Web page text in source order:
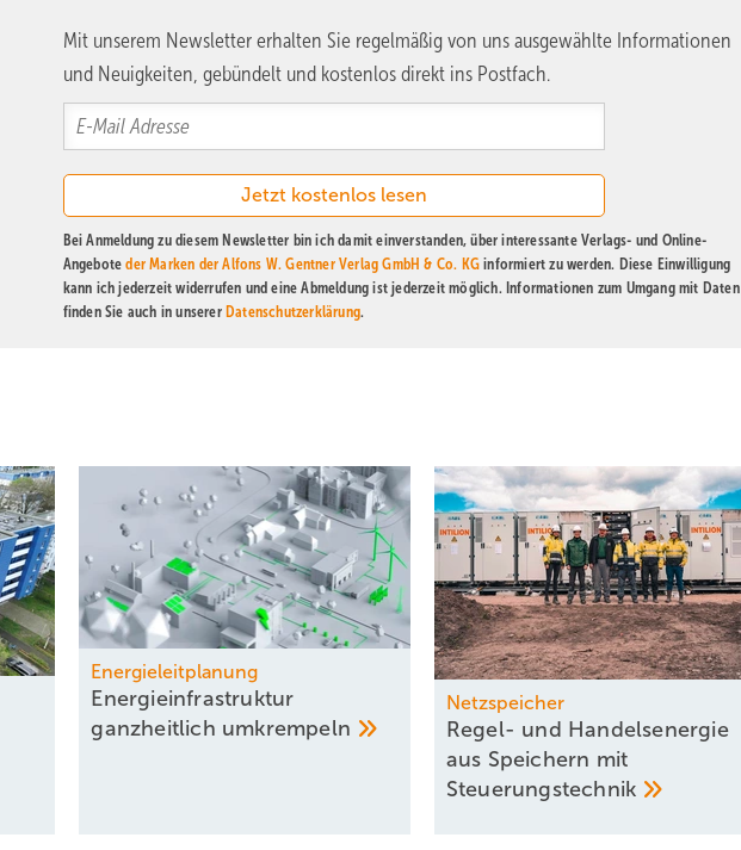
Mit unserem Newsletter erhalten Sie regelmäßig von uns ausgewählte Informationen
und Neuigkeiten, gebündelt und kostenlos direkt ins Postfach.
Bei Anmeldung zu diesem Newsletter bin ich damit einverstanden, über interessante Verlags- und Online-
Angeboteder Marken der Alfons W. Gentner Verlag GmbH & Co. KG informiert zu werden. Diese Einwilligung
kann ich jederzeit widerrufen und eine Abmeldung ist jederzeit möglich. Informationen zum Umgang mit Daten
finden Sie auch in unserer Datenschutzerklärung.
Energieleitplanung
Energieinfrastruktur
ganzheitlich umkrempeln
Netzspeicher
Regel- und Handels­energie
aus Speichern mit
Steuerungstechnik